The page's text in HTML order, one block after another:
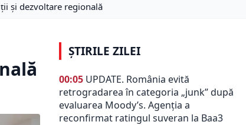
și dezvoltare regională
ȘTIRILE ZILEI
00:05 UPDATE. România evită
retrogradarea în categoria „junk” după
evaluarea Moody’s. Agenția a
reconfirmat ratingul suveran la Baa3